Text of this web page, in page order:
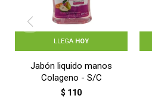
LLEGA HOY
Jabón liquido manos
Colageno - S/C
$ 110